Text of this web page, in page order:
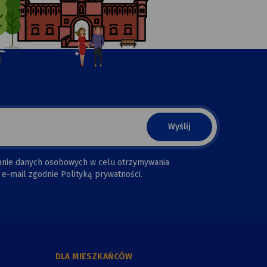
danych osobowych w celu otrzymywania
mail zgodnie Polityką prywatności.
DLA MIESZKAŃCÓW